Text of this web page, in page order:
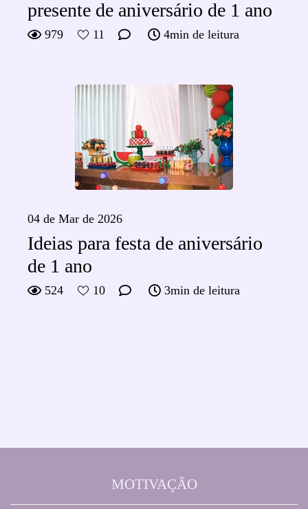
presente de aniversário de 1 ano
979 11 4min de leitura
04 de Mar de 2026
Ideias para festa de aniversário
de 1 ano
524 10 3min de leitura
MOTIVAÇÃO